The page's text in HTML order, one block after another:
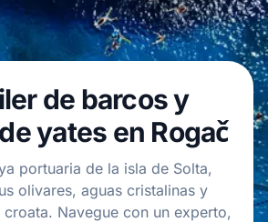
Złoty
Nederlands
Español
Polski
de barcos y
yates en Rogač
portuaria de la isla de Solta,
olivares, aguas cristalinas y
croata. Navegue con un experto,